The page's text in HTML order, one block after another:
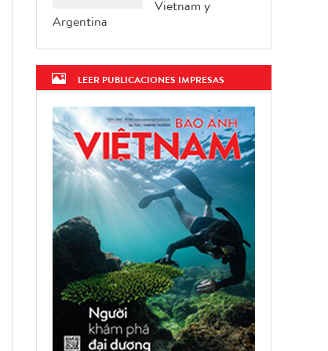
Vietnam y
Argentina
LEER PUBLICACIONES IMPRESAS